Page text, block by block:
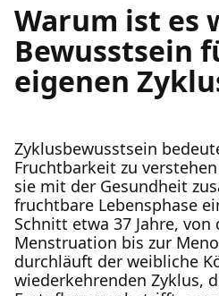
Warum ist es
Bewusstsein
eigenen
Zyklusbewusstsein
Fruchtbarkeit zu
sie mit der Gesundheit
fruchtbare Lebensphase
Schnitt etwa 37 Jahre, von
Menstruation bis zur
durchläuft der weibliche
wiederkehrenden Zyklus,